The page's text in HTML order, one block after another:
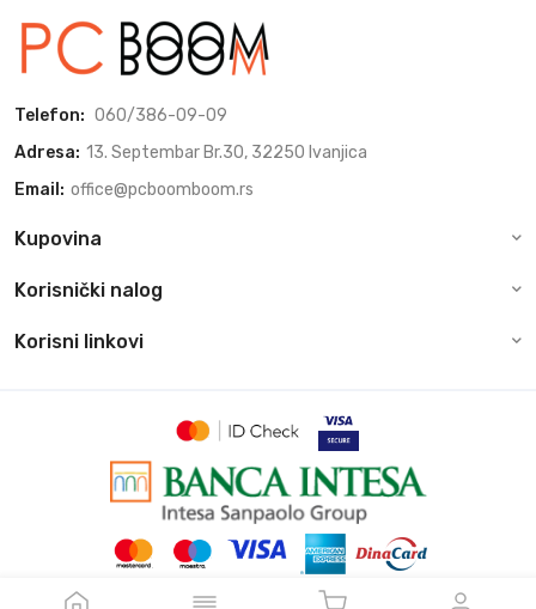
Telefon: 060/386-09-09
Adresa: 13. Septembar Br.30, 32250 Ivanjica
Email: office@pcboomboom.rs
Kupovina
Korisnički nalog
Korisni linkovi